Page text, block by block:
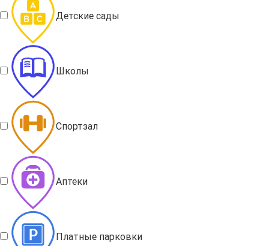
Детские сады
Школы
Спортзал
Аптеки
Платные парковки